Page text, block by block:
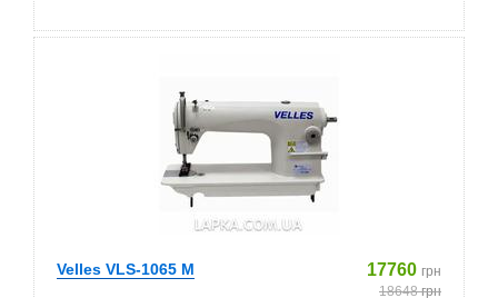
Velles VLS-1065 M 17760 грн
18648грн